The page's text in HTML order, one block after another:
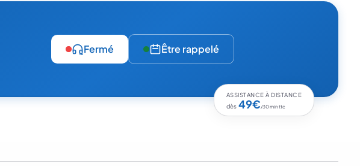
ASSISTANCE À DISTANCE
dès 49€/30 min ttc
Fermé Être rappelé